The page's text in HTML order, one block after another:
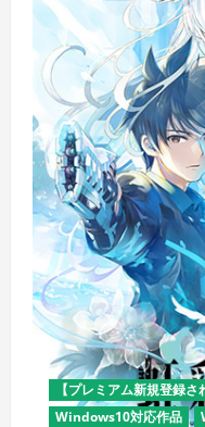
【プレミアム新規登録
Windows10対応作品